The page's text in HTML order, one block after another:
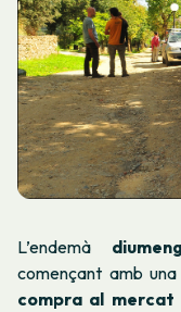
L’endemà
començant amb
compra al